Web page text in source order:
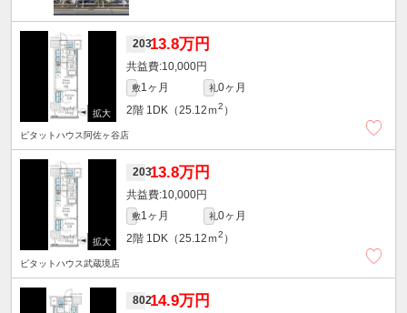
20313.8万円
10,000円
敷1ヶ月 礼0ヶ月
2階 1DK（25.12ｍ2 ）
ピタットハウス阿佐ヶ谷店
20313.8万円
10,000円
敷1ヶ月 礼0ヶ月
2階 1DK（25.12ｍ2 ）
ピタットハウス武蔵境店
80214.9万円